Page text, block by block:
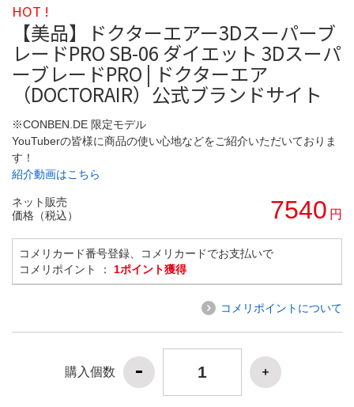
HOT !
【美品】ドクターエアー3Dスーパーブ
レードPRO SB-06 ダイエット 3Dスーパ
ーブレードPRO | ドクターエア
（DOCTORAIR）公式ブランドサイト
※CONBEN.DE 限定モデル
YouTuberの皆様に商品の使い心地などをご紹介いただいておりま
す！
紹介動画はこちら
ネット販売
価格（税込）
7540 円
コメリカード番号登録、コメリカードでお支払いで
コメリポイント ： 1ポイント獲得
コメリポイントについて
購入個数